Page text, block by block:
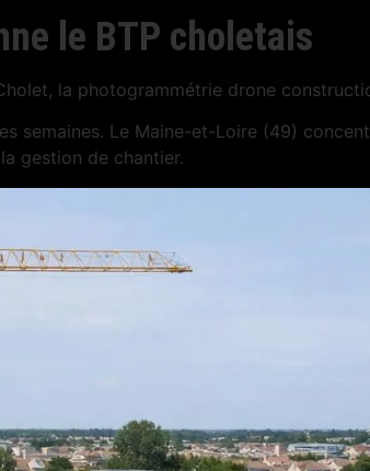
le BTP choletais
la photogrammétrie drone
semaines. Le Maine-et-Loire (49)
gestion de chantier.